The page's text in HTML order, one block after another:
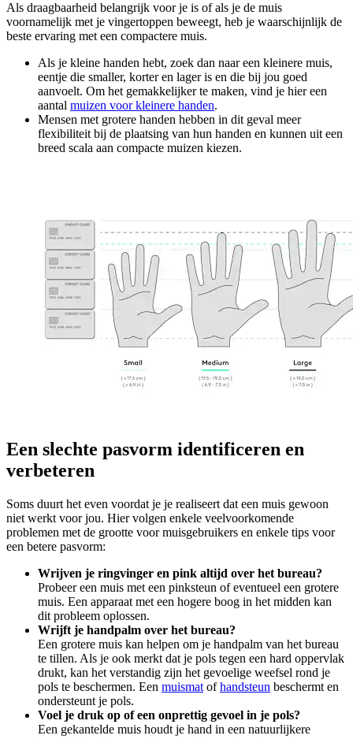
Als draagbaarheid belangrijk voor je is of als je de muis
voornamelijk met je vingertoppen beweegt, heb je waarschijnlijk de
beste ervaring met een compactere muis.
Als je kleine handen hebt, zoek dan naar een kleinere muis,
eentje die smaller, korter en lager is en die bij jou goed
aanvoelt. Om het gemakkelijker te maken, vind je hier een
aantal muizen voor kleinere handen.
Mensen met grotere handen hebben in dit geval meer
flexibiliteit bij de plaatsing van hun handen en kunnen uit een
breed scala aan compacte muizen kiezen.
Een slechte pasvorm identificeren en
verbeteren
Soms duurt het even voordat je je realiseert dat een muis gewoon
niet werkt voor jou. Hier volgen enkele veelvoorkomende
problemen met de grootte voor muisgebruikers en enkele tips voor
een betere pasvorm:
Wrijven je ringvinger en pink altijd over het bureau?
Probeer een muis met een pinksteun of eventueel een grotere
muis. Een apparaat met een hogere boog in het midden kan
dit probleem oplossen.
Wrijft je handpalm over het bureau?
Een grotere muis kan helpen om je handpalm van het bureau
te tillen. Als je ook merkt dat je pols tegen een hard oppervlak
drukt, kan het verstandig zijn het gevoelige weefsel rond je
pols te beschermen. Een muismat ofhandsteun beschermt en
ondersteunt je pols.
Voel je druk op of een onprettig gevoel in je pols?
Een gekantelde muis houdt je hand in een natuurlijkere